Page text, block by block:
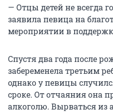
— Отцы детей не всегда
заявила певица на
мероприятии в
Спустя два года после
забеременела третьим
однако у певицы
сроке. От отчаяния она
алкоголю. Вырваться из